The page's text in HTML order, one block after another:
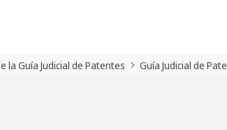
la Guía Judicial de Patentes Guía Judicial de